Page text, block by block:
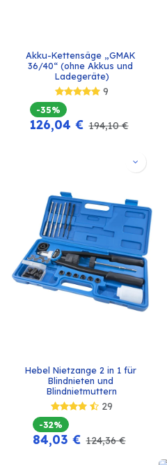
Akku-Kettensäge „GMAK
36/40“ (ohne Akkus und
Ladegeräte)
9
-35%
126,04 € 194,10€
Hebel Nietzange 2 in 1 für
Blindnieten und
Blindnietmuttern
29
-32%
84,03 € 124,36€